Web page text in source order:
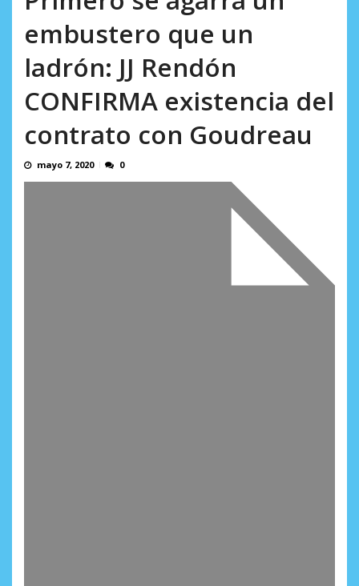
embustero que un
ladrón: JJ Rendón
CONFIRMA existencia del
contrato con Goudreau
mayo 7, 2020 0